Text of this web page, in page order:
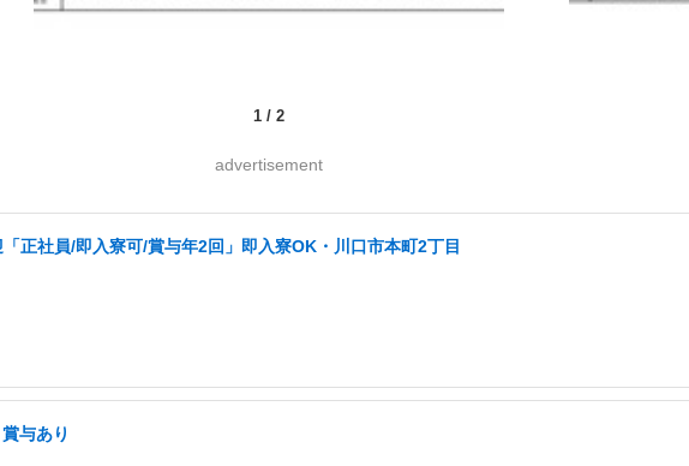
1 / 2
advertisement
正社員/即入寮可/賞与年2回」即入寮OK・川口市本町2丁目
与あり